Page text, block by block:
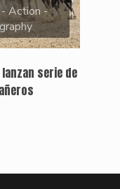
Action -
lanzan serie de